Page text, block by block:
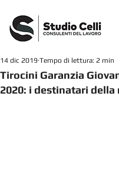
Tirocini Garanzia
2020: i destinatari della
14 dic 2019 Tempo di lettura: 2 min